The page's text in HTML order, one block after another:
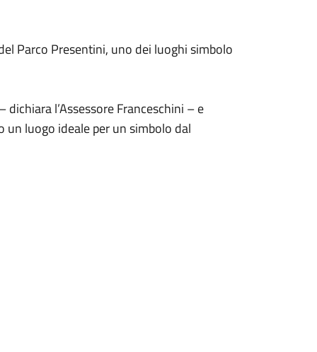
Parco Presentini, uno dei luoghi simbolo
dichiara l’Assessore Franceschini – e
un luogo ideale per un simbolo dal